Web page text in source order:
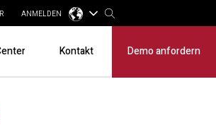
ANMELDEN
Kontakt Demo anfordern